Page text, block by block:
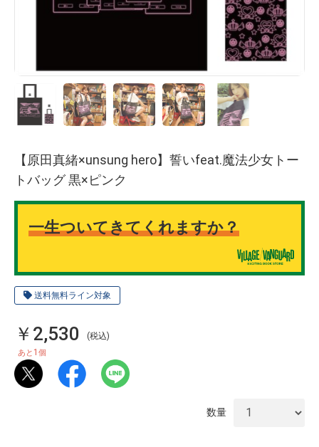
送料無料ライン対象
【原田真緒×unsung hero】誓いfeat.魔法少女トー
トバッグ 黒×ピンク
一生ついてきてくれますか？
￥2,530 (税込)
あと 1 個
数量